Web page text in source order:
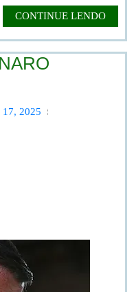
CONTINUE LENDO
17, 2025